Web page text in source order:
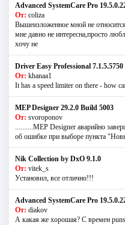
Advanced SystemCare Pro
От: coliza
Вышеизложенное мной не
мне давно не интересна,просто
хочу не
Driver Easy Professional 7.1.5.5750
От: khanaa1
It has a speed limiter on there - how
MEP Designer 29.2.0 Build 5003
От: svoroponov
..........MEP Designer аварийно
об ошибке при выборе пункта
Nik Collection by DxO 9.1.0
От: vitek_s
Установил, все отлично!!!
Advanced SystemCare Pro
От: diakov
А какая же хорошая? С времен